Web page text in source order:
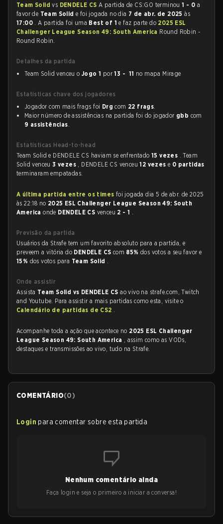
Team Solidvs DENDELE CSA partida de CS:GO terminou1 - 0 a
favor de Team Solide foi jogada no dia 7 de abr. de 2025às
17:00 . A partida foi uma Best of 1e faz parte do 2025 ESL
Challenger League Season 49: South America Round Robin -
Round Robin.
Detalhes da partida
Team Solid venceu o Jogo 1 por13 - 11 no mapa Mirage
Estatísticas chave dos jogadores
Jogador com mais frags foi Drg com 22 frags.
Maior número de assistências na partida foi do jogador gbb com
9 assistências.
Estatísticas Head-to-head
Team Solid e DENDELE CS haviam se enfrentado 15 vezes . Team
Solid venceu3 vezes , DENDELE CS venceu12 vezese 0 partidas
terminaram empatadas.
A última partida entre os times foi jogada dia 5 de abr. de 2025
às 22:18 no 2025 ESL Challenger League Season 49: South
Americaonde DENDELE CS venceu 2 - 1 .
Previsão da partida
Usuários da Strafe tem um favorito absoluto para a partida, e
preveem a vitória do DENDELE CS com 85%dos votos a seu favor e
15% dos votos para Team Solid .
Onde assistir
Assista Team Solid vs DENDELE CSao vivo na strafe.com, Twitch
and Youtube. Para assistir a mais partidas como esta, visite o
Calendário de partidas de CS2 .
Acompanhe toda a ação que acontece no 2025 ESL Challenger
League Season 49: South America , assim como as VODs,
destaques e transmissões ao vivo, tudo na Strafe.
COMENTÁRIO(0)
Login para comentar sobre esta partida
Nenhum comentário ainda
Faça login e seja o primeiro a iniciar a conversa!